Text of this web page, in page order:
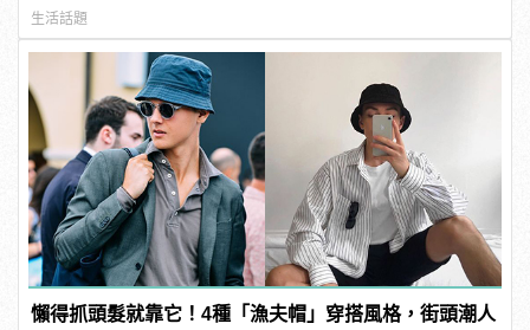
生活話題
懶得抓頭髮就靠它！4種「漁夫帽」穿搭風格，街頭潮人